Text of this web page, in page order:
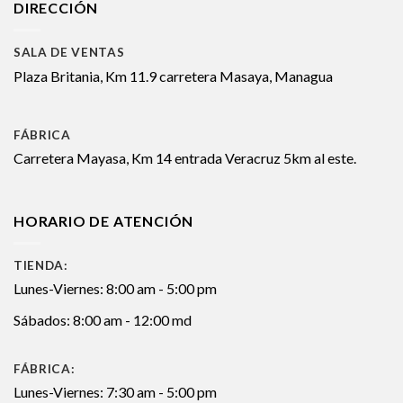
DIRECCIÓN
SALA DE VENTAS
Plaza Britania, Km 11.9 carretera Masaya, Managua
FÁBRICA
Carretera Mayasa, Km 14 entrada Veracruz 5km al este.
HORARIO DE ATENCIÓN
TIENDA:
Lunes-Viernes: 8:00 am - 5:00 pm
Sábados: 8:00 am - 12:00 md
FÁBRICA:
Lunes-Viernes: 7:30 am - 5:00 pm